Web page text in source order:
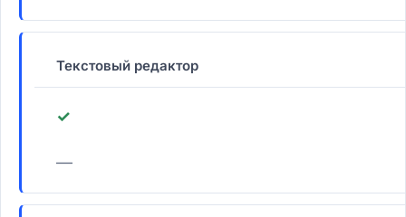
Текстовый редактор
✓
—